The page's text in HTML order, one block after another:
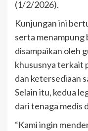
(1/2/2026).
Kunjungan ini
serta menampung
disampaikan oleh
khususnya terkait
dan ketersediaan
Selain itu, kedua
dari tenaga medis
“Kami ingin